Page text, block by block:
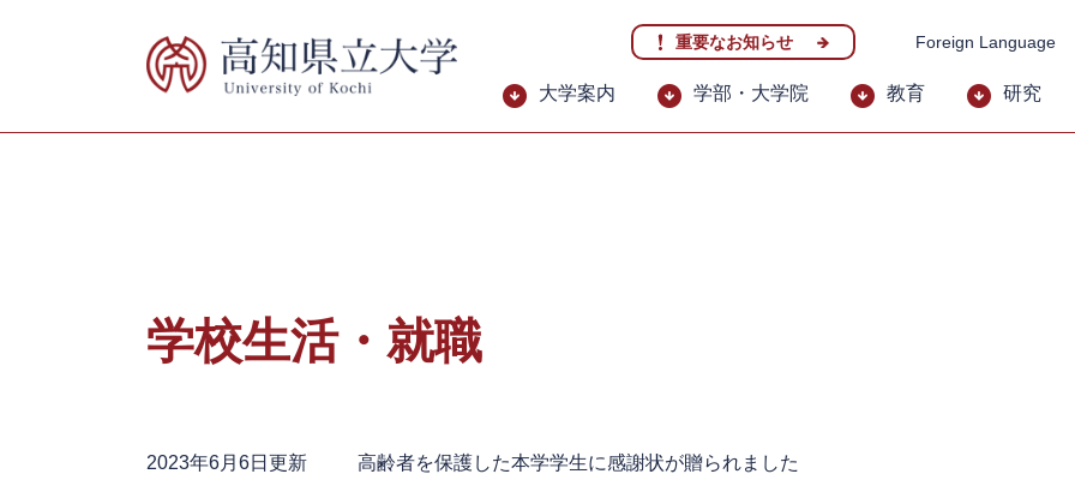
先
を
重要なお知らせ Foreign Language
大学案内 学部・大学院 教育 研究
学校生活・就職
2023年6月6日更新
高齢者を保護した本学学生に感謝状が贈られました